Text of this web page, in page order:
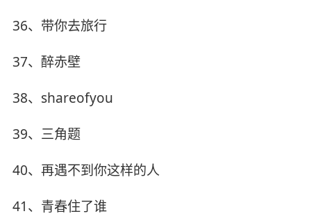
36、带你去旅行
37、醉赤壁
38、shareofyou
39、三角题
40、再遇不到你这样的人
41、青春住了谁